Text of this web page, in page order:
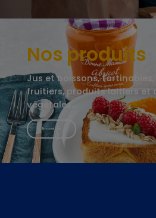
Nos produits
Jus et boissons,
fruitiers, produits laitiers et
végétales…
En savoir plus